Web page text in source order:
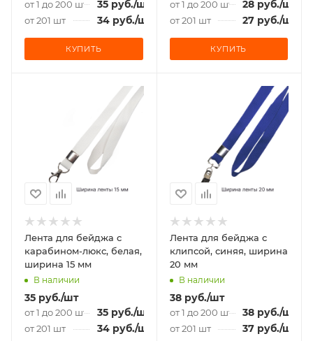
от 1 до 200 шт 35 руб./шт
от 201 шт 34 руб./шт
КУПИТЬ
от 1 до 200 шт 28руб./шт
от 201 шт 27руб./шт
КУПИТЬ
Лента для бейджа c
карабином-люкс, белая,
ширина 15 мм
В наличии
35 руб./шт
от 1 до 200 шт 35 руб./шт
от 201 шт 34 руб./шт
Лента для бейджа c
клипсой, синяя, ширина
20 мм
В наличии
38руб./шт
от 1 до 200 шт 38руб./шт
от 201 шт 37руб./шт